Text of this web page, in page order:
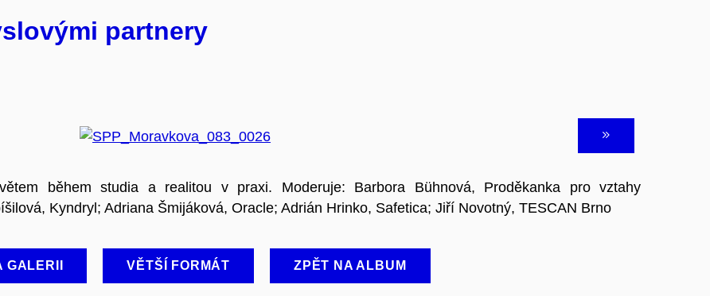
partnery
během studia a realitou v praxi. Moderuje: Barbora Bühnová, Proděkanka pro vztahy
Kyndryl; Adriana Šmijáková, Oracle; Adrián Hrinko, Safetica; Jiří Novotný, TESCAN Brno
GALERII VĚTŠÍ FORMÁT ZPĚT NA ALBUM